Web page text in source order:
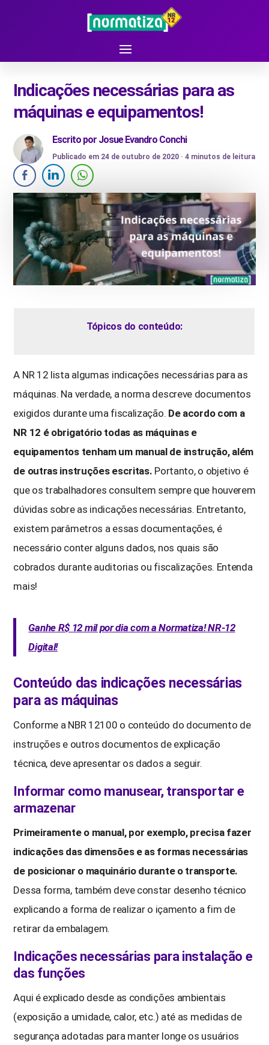
Indicações necessárias para as
máquinas e equipamentos!
Escrito por Josue Evandro Conchi
Publicado em 24 de outubro de 2020 ·4 minutos de leitura
Tópicos do conteúdo:
A NR 12 lista algumas indicações necessárias para as
máquinas. Na verdade, a norma descreve documentos
exigidos durante uma fiscalização. De acordo com a
NR 12 é obrigatório todas as máquinas e
equipamentos tenham um manual de instrução, além
de outras instruções escritas. Portanto, o objetivo é
que os trabalhadores consultem sempre que houverem
dúvidas sobre as indicações necessárias. Entretanto,
existem parâmetros a essas documentações, é
necessário conter alguns dados, nos quais são
cobrados durante auditorias ou fiscalizações. Entenda
mais!
Ganhe R$ 12 mil por dia com a Normatiza! NR-12
Digital!
Conteúdo das indicações necessárias
para as máquinas
Conforme a NBR 12100 o conteúdo do documento de
instruções e outros documentos de explicação
técnica, deve apresentar os dados a seguir.
Informar como manusear, transportar e
armazenar
Primeiramente o manual, por exemplo, precisa fazer
indicações das dimensões e as formas necessárias
de posicionar o maquinário durante o transporte.
Dessa forma, também deve constar desenho técnico
explicando a forma de realizar o içamento a fim de
retirar da embalagem.
Indicações necessárias para instalação e
das funções
Aqui é explicado desde as condições ambientais
(exposição a umidade, calor, etc.) até as medidas de
segurança adotadas para manter longe os usuários